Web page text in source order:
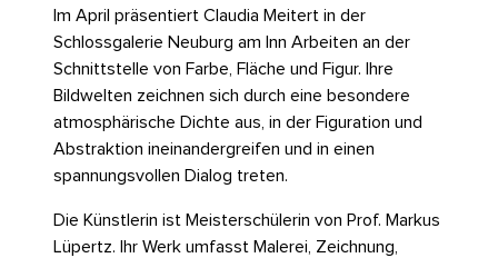
Im April präsentiert Claudia Meitert in der
Schlossgalerie Neuburg am Inn Arbeiten an der
Schnittstelle von Farbe, Fläche und Figur. Ihre
Bildwelten zeichnen sich durch eine besondere
atmosphärische Dichte aus, in der Figuration und
Abstraktion ineinandergreifen und in einen
spannungsvollen Dialog treten.
Die Künstlerin ist Meisterschülerin von Prof. Markus
Lüpertz. Ihr Werk umfasst Malerei, Zeichnung,